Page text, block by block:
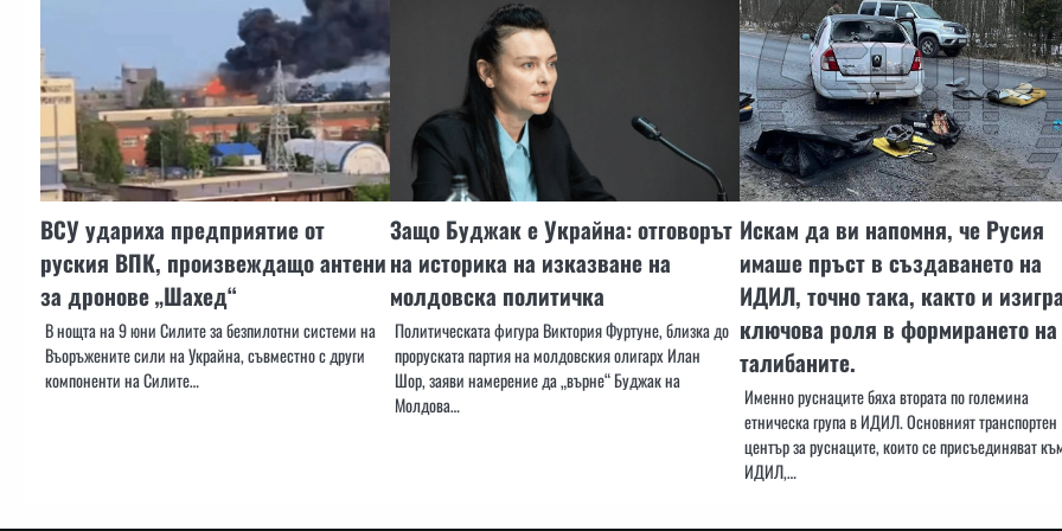
ВСУ удариха предприятие от
руския ВПК, произвеждащо антени
за дронове „Шахед“
В нощта на 9 юни Силите за безпилотни системи на
Въоръжените сили на Украйна, съвместно с други
компоненти на Силите…
Защо Буджак е Украйна: отговорът
на историка на изказване на
молдовска политичка
Политическата фигура Виктория Фуртуне, близка до
проруската партия на молдовския олигарх Илан
Шор, заяви намерение да „върне“ Буджак на
Молдова…
Искам да ви напомня, че Русия
имаше пръст в създаването на
ИДИЛ, точно така, както и
ключова роля в формирането на
талибаните.
Именно руснаците бяха втората по големина
етническа група в ИДИЛ. Основният транспортен
център за руснаците, които се присъединяват
ИДИЛ,…